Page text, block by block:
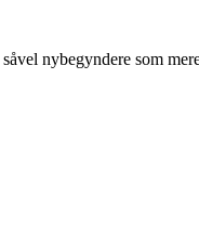
nybegyndere som